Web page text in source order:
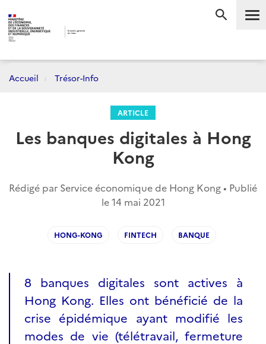
Accueil Trésor-Info
ARTICLE
Les banques digitales à Hong
Kong
Rédigé par Service économique de Hong Kong • Publié
le14 mai 2021
HONG-KONG FINTECH BANQUE
8 banques digitales sont actives à
Hong Kong. Elles ont bénéficié de la
crise épidémique ayant modifié les
modes de vie (télétravail, fermeture